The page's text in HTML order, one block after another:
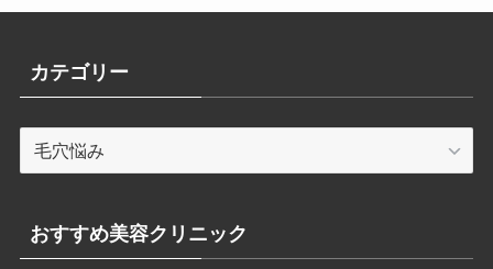
カテゴリー
カ
テ
リ
ー
おすすめ美容クリニック